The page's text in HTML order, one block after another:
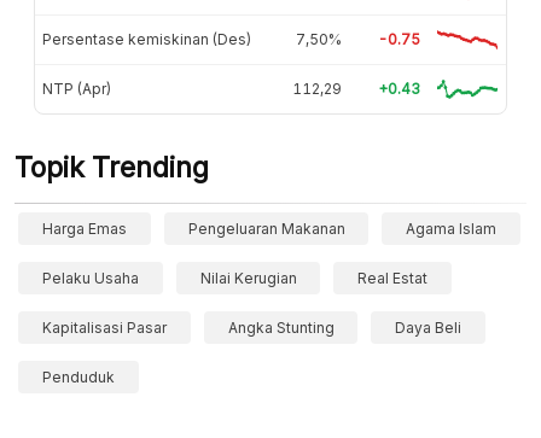
Persentase kemiskinan (Des) 7,50% -0.75
NTP (Apr) 112,29 +0.43
Topik Trending
Harga Emas Pengeluaran Makanan Agama Islam
Pelaku Usaha Nilai Kerugian Real Estat
Kapitalisasi Pasar Angka Stunting Daya Beli
Penduduk